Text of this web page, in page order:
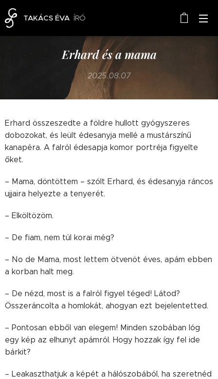
TAKÁCS ÉVA ÍRÓ
Erhard és a mama
2025.08.07
Erhard összeszedte a földre hullott gyógyszeres
dobozokat, és leült édesanyja mellé a mustárszínű
kanapéra. A falról édesapja komor portréja figyelte
őket.
– Mama, döntöttem – szólt Erhard, és édesanyja ráncos
ujjaira helyezte a tenyerét.
– Elköltözöm.
– De fiam, nem túl korai még?
– No de Mama, most lettem ötvenöt éves, apám ebben
a korban halt meg.
– De nézd, most is a falról figyel téged! Látod?
Összeráncolta a homlokát, ahogyan ezt bejelentetted.
– Pontosan ebből van elegem! Minden szobában lóg
egy kép az elhunyt apámról. Hogy hozzak így fel ide
bárkit?
– Leakaszthatjuk a képét a hálószobából, ha szeretnéd